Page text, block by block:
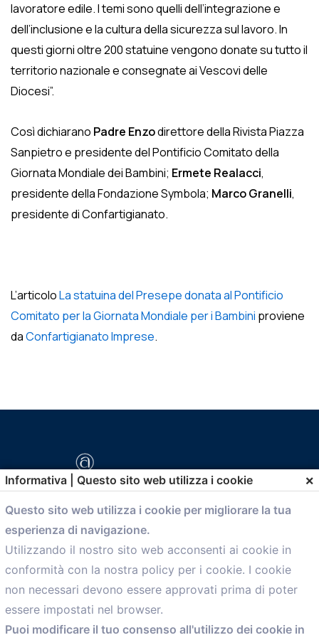
lavoratore edile. I temi sono quelli dell’integrazione e
dell’inclusione e la cultura della sicurezza sul lavoro. In
questi giorni oltre 200 statuine vengono donate su tutto il
territorio nazionale e consegnate ai Vescovi delle
Diocesi”.
Così dichiarano Padre Enzodirettore della Rivista Piazza
Sanpietro e presidente del Pontificio Comitato della
Giornata Mondiale dei Bambini; Ermete Realacci,
presidente della Fondazione Symbola; Marco Granelli,
presidente di Confartigianato.
L’articoloLa statuina del Presepe donata al Pontificio
Comitato per la Giornata Mondiale per i Bambini proviene
daConfartigianato Imprese.
comunicazione@confartigianato.bo.it
Menù
Home
Servizi
Informativa | Questo sito web utilizza i cookie ×
Questo sito web utilizza i cookie per migliorare la tua
esperienza di navigazione.
Utilizzando il nostro sito web acconsenti ai cookie in
conformità con la nostra policy per i cookie. I cookie
non necessari devono essere approvati prima di poter
essere impostati nel browser.
Puoi modificare il tuo consenso all'utilizzo dei cookie in